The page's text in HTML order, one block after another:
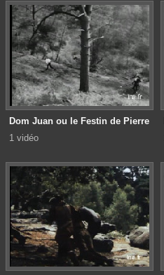
Dom Juan ou le Festin de Pierre
1 vidéo